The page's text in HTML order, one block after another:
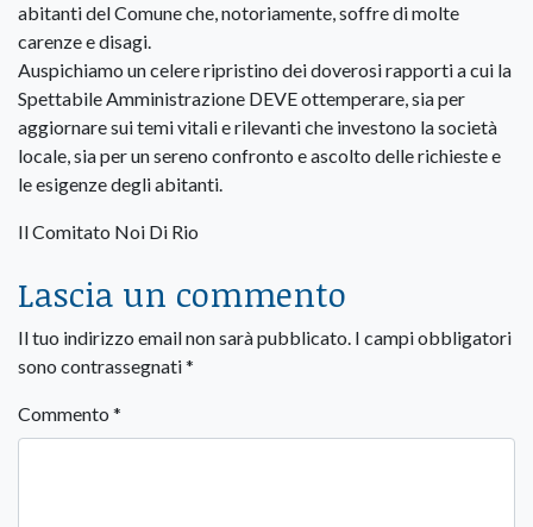
abitanti del Comune che, notoriamente, soffre di molte
carenze e disagi.
Auspichiamo un celere ripristino dei doverosi rapporti a cui la
Spettabile Amministrazione DEVE ottemperare, sia per
aggiornare sui temi vitali e rilevanti che investono la società
locale, sia per un sereno confronto e ascolto delle richieste e
le esigenze degli abitanti.
Il Comitato Noi Di Rio
Lascia un commento
Il tuo indirizzo email non sarà pubblicato. I campi obbligatori
sono contrassegnati*
Commento *